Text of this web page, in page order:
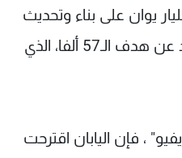
أنفقت الصين 1.04 مليار يوان على بناء وتحديث
68 ألف مرحاض، وهو ما يزيد عن هدف الـ57 ألفا، الذي
، فإن اليابان اقترحت